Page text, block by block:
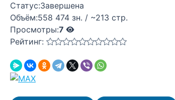
Статус:Завершена
Объём:558 474 зн. / ~213 стр.
Просмотры:7
Рейтинг: